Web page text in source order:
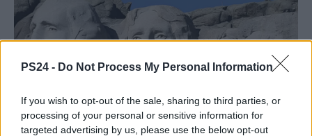
PS24 - Do Not Process My Personal Information
If you wish to opt-out of the sale, sharing to third parties, or
processing of your personal or sensitive information for
targeted advertising by us, please use the below opt-out